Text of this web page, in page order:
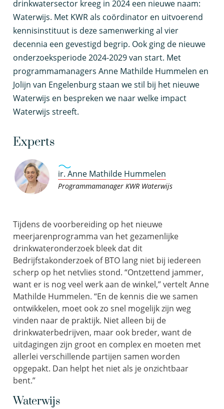
drinkwatersector kreeg in 2024 een nieuwe naam:
Waterwijs. Met KWR als coördinator en uitvoerend
kennisinstituut is deze samenwerking al vier
decennia een gevestigd begrip. Ook ging de nieuwe
onderzoeksperiode 2024-2029 van start. Met
programmamanagers Anne Mathilde Hummelen en
Jolijn van Engelenburgstaan we stil bij het nieuwe
Waterwijs en bespreken we naarwelke impact
Waterwijs streeft.
Experts
ir. Anne Mathilde Hummelen
Programmamanager KWR Waterwijs
Tijdens de voorbereiding op het nieuwe
meerjarenprogramma van het gezamenlijke
drinkwateronderzoek bleek dat dit
Bedrijfstakonderzoek of BTO lang niet bij iedereen
scherp op het netvlies stond. “Ontzettend jammer,
want er is nog veel werk aan de winkel,” vertelt Anne
Mathilde Hummelen. “En de kennis die we samen
ontwikkelen, moet ook zo snel mogelijk zijn weg
vinden naar de praktijk. Niet alleen bij de
drinkwaterbedrijven, maar ook breder, want de
uitdagingen zijn groot en complex en moeten met
allerlei verschillende partijen samen worden
opgepakt. Dan helpt het niet als je onzichtbaar
bent.”
Waterwijs